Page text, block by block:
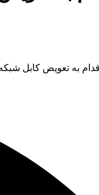
به تعویض کابل